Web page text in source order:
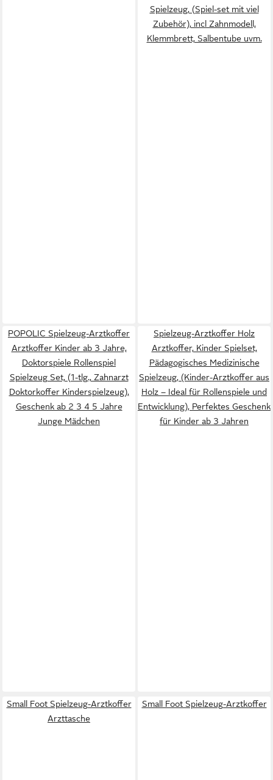
Spielzeug, (Spiel-set mit viel
Zubehör), incl Zahnmodell,
Klemmbrett, Salbentube uvm.
POPOLIC Spielzeug-Arztkoffer
Arztkoffer Kinder ab 3 Jahre,
Doktorspiele Rollenspiel
Spielzeug Set, (1-tlg., Zahnarzt
Doktorkoffer Kinderspielzeug),
Geschenk ab 2 3 4 5 Jahre
Junge Mädchen
Spielzeug-Arztkoffer Holz
Arztkoffer, Kinder Spielset,
Pädagogisches Medizinische
Spielzeug, (Kinder-Arztkoffer aus
Holz – Ideal für Rollenspiele und
Entwicklung), Perfektes Geschenk
für Kinder ab 3 Jahren
Small Foot Spielzeug-Arztkoffer
Arzttasche
Small Foot Spielzeug-Arztkoffer